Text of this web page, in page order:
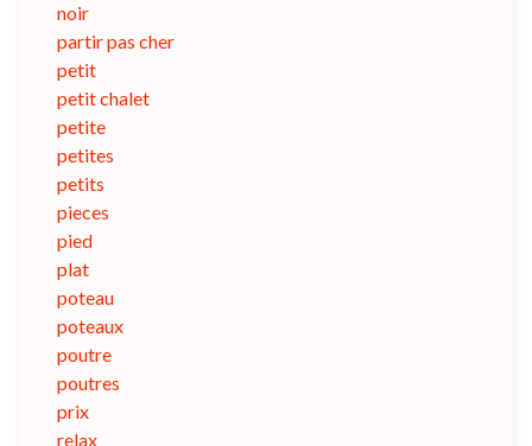
noir
partir pas cher
petit
petit chalet
petite
petites
petits
pieces
pied
plat
poteau
poteaux
poutre
poutres
prix
relax